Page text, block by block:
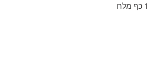
1 כף מלח